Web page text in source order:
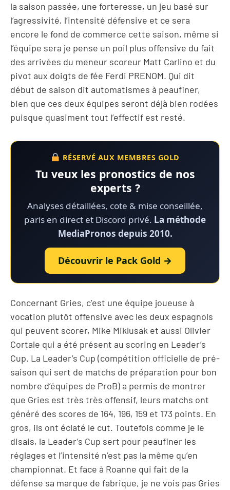
la saison passée, une forteresse, un jeu basé sur
l’agressivité, l’intensité défensive et ce sera
encore le fond de commerce cette saison, même si
l’équipe sera je pense un poil plus offensive du fait
des arrivées du meneur scoreur Matt Carlino et du
pivot aux doigts de fée Ferdi PRENOM. Qui dit
début de saison dit automatismes à peaufiner,
bien que ces deux équipes seront déjà bien rodées
puisque quasiment tout l’effectif est resté.
RÉSERVÉ AUX MEMBRES GOLD
Tu veux les pronostics de nos
experts ?
Analyses détaillées, cote & mise conseillée,
paris en direct et Discord privé. La méthode
MediaPronos depuis 2010.
Découvrir le Pack Gold →
Concernant Gries, c’est une équipe joueuse à
vocation plutôt offensive avec les deux espagnols
qui peuvent scorer, Mike Miklusak et aussi Olivier
Cortale qui a été présent au scoring en Leader’s
Cup. La Leader’s Cup (compétition officielle de pré-
saison qui sert de matchs de préparation pour bon
nombre d’équipes de ProB) a permis de montrer
que Gries est très très offensif, leurs matchs ont
généré des scores de 164, 196, 159 et 173 points. En
gros, ils ont éclaté le cut. Toutefois comme je le
disais, la Leader’s Cup sert pour peaufiner les
réglages et l’intensité n’est pas la même qu’en
championnat. Et face à Roanne qui fait de la
défense sa marque de fabrique, je ne vois pas Gries